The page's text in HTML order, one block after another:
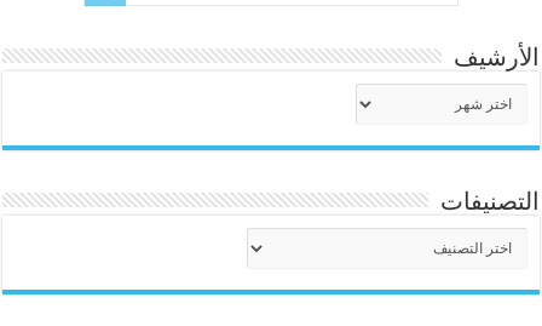
الأرشيف
التصنيفات